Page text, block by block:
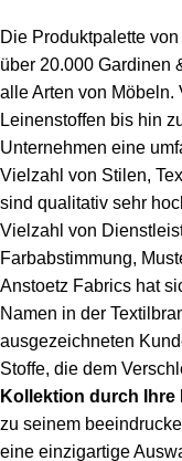
Die Produktpalette
über 20.000 Gardinen
alle Arten von Möbeln.
Leinenstoffen bis hin
Unternehmen eine
Vielzahl von Stilen,
sind qualitativ sehr
Vielzahl von
Farbabstimmung,
Anstoetz Fabrics hat
Namen in der
ausgezeichneten
Stoffe, die dem
Kollektion durch
zu seinem
eine einzigartige